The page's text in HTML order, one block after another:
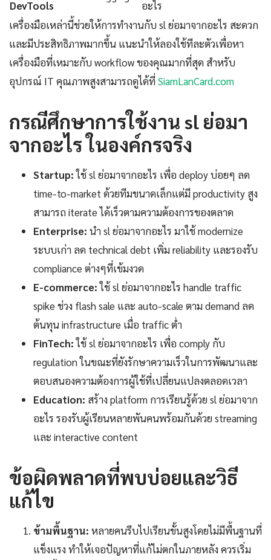
DevTools
อะไร
เครื่องมือเหล่านี้ช่วยให้การทำงานกับ sl ย่อมาจากอะไร สะดวก
และมีประสิทธิภาพมากขึ้น แนะนำให้ลองใช้ทีละตัวเพื่อหา
เครื่องมือที่เหมาะกับ workflow ของคุณมากที่สุด สำหรับ
อุปกรณ์ IT คุณภาพสูงสามารถดูได้ที่SiamLanCard.com
กรณีศึกษาการใช้งาน sl ย่อมา
จากอะไร ในองค์กรจริง
Startup:ใช้ sl ย่อมาจากอะไร เพื่อ deploy บ่อยๆ ลด
time-to-market ด้วยทีมขนาดเล็กแต่มี productivity สูง
สามารถ iterate ได้เร็วตามความต้องการของตลาด
Enterprise: นำ sl ย่อมาจากอะไร มาใช้ modernize
ระบบเก่า ลด technical debt เพิ่ม reliability และรองรับ
compliance ต่างๆที่เข้มงวด
E-commerce:ใช้ sl ย่อมาจากอะไร handle traffic
spike ช่วง flash sale และ auto-scale ตาม demand ลด
ต้นทุน infrastructure เมื่อ traffic ต่ำ
FinTech:ใช้ sl ย่อมาจากอะไร เพื่อ comply กับ
regulation ในขณะที่ยังรักษาความเร็วในการพัฒนาและ
ตอบสนองความต้องการผู้ใช้ที่เปลี่ยนแปลงตลอดเวลา
Education: สร้าง platform การเรียนรู้ด้วย sl ย่อมาจาก
อะไร รองรับผู้เรียนหลายพันคนพร้อมกันด้วย streaming
และ interactive content
ข้อผิดพลาดที่พบบ่อยและวิธี
แก้ไข
ข้ามพื้นฐาน: หลายคนรีบไปเรียนขั้นสูงโดยไม่มีพื้นฐานที่
แข็งแรง ทำให้เจอปัญหาที่แก้ไม่ตกในภายหลัง ควรเริ่ม